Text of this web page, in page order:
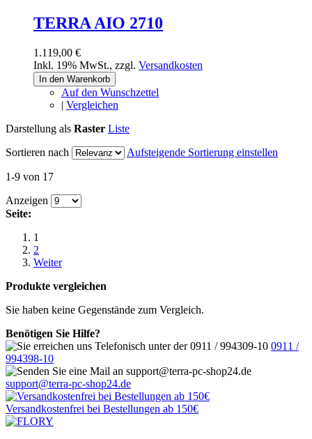
TERRA AIO 2710
1.119,00 €
Inkl. 19% MwSt., zzgl. Versandkosten
In den Warenkorb
Auf den Wunschzettel
| Vergleichen
Darstellung als Raster Liste
Sortieren nach
Aufsteigende Sortierung einstellen
1-9 von 17
Anzeigen
Seite:
1
2
Weiter
Produkte vergleichen
Sie haben keine Gegenstände zum Vergleich.
Benötigen Sie Hilfe?
0911 /
994398-10
support@terra-pc-shop24.de
Versandkostenfrei bei Bestellungen ab 150€